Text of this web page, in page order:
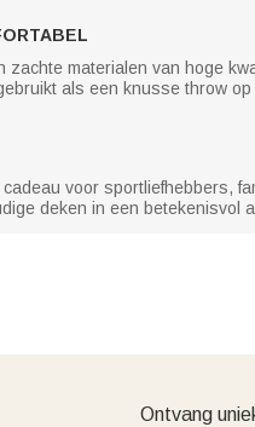
zachte materialen van hoge
als een knusse throw
voor sportliefhebbers,
deken in een betekenisvol
Ontvang